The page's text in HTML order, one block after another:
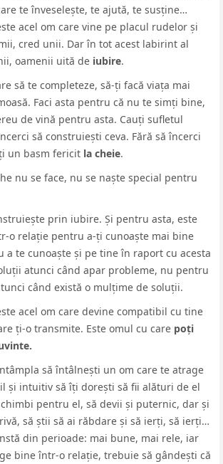
te înveselește, te ajută, te susține…
acel om care vine pe placul rudelor și
cred unii. Dar în tot acest labirint al
oamenii uită de iubire.
să te completeze, să-ți facă viața mai
Faci asta pentru că nu te simți bine,
de vină pentru asta. Cauți sufletul
să construiești ceva. Fără să încerci
un basm fericit la cheie.
nu se face, nu se naște special pentru
prin iubire. Și pentru asta, este
o relație pentru a-ți cunoaște mai bine
a te cunoaște și pe tine în raport cu acesta
atunci când apar probleme, nu pentru
când există o mulțime de soluții.
acel om care devine compatibil cu tine
ți-o transmite. Este omul cu care poți
să întâlnești un om care te atrage
și intuitiv să îți dorești să fii alături de el
pentru el, să devii și puternic, dar și
să știi să ai răbdare și să ierți, să ierți…
din perioade: mai bune, mai rele, iar
bine într-o relație, trebuie să gândești că